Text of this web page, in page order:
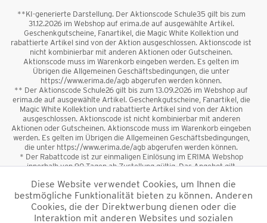
**KI-generierte Darstellung. Der Aktionscode Schule35 gilt bis zum
31.12.2026 im Webshop auf erima.de auf ausgewählte Artikel.
Geschenkgutscheine, Fanartikel, die Magic White Kollektion und
rabattierte Artikel sind von der Aktion ausgeschlossen. Aktionscode ist
nicht kombinierbar mit anderen Aktionen oder Gutscheinen.
Aktionscode muss im Warenkorb eingeben werden. Es gelten im
Übrigen die Allgemeinen Geschäftsbedingungen, die unter
https://www.erima.de/agb abgerufen werden können.
** Der Aktionscode Schule26 gilt bis zum 13.09.2026 im Webshop auf
erima.de auf ausgewählte Artikel. Geschenkgutscheine, Fanartikel, die
Magic White Kollektion und rabattierte Artikel sind von der Aktion
ausgeschlossen. Aktionscode ist nicht kombinierbar mit anderen
Aktionen oder Gutscheinen. Aktionscode muss im Warenkorb eingeben
werden. Es gelten im Übrigen die Allgemeinen Geschäftsbedingungen,
die unter https://www.erima.de/agb abgerufen werden können.
* Der Rabattcode ist zur einmaligen Einlösung im ERIMA Webshop
innerhalb von 90 Tagen ab Zustellung gültig. Das Angebot gilt
sowie Geschenkgutscheine sind vom Rabatt ausgeschlossen. Der
Rabattcode ist nicht mit anderen Aktionen oder Gutscheinen
kombinierbar. Der Mindestbestellwert beträgt 50 €
Diese Website verwendet Cookies, um Ihnen die
bestmögliche Funktionalität bieten zu können. Anderen
Cookies, die der Direktwerbung dienen oder die
Interaktion mit anderen Websites und sozialen